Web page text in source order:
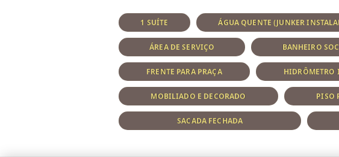
1 SUÍTE ÁGUA QUENTE (JUNKER
ÁREA DE SERVIÇO BANHEIRO
FRENTE PARA PRAÇA
MOBILIADO E DECORADO PISO
SACADA FECHADA